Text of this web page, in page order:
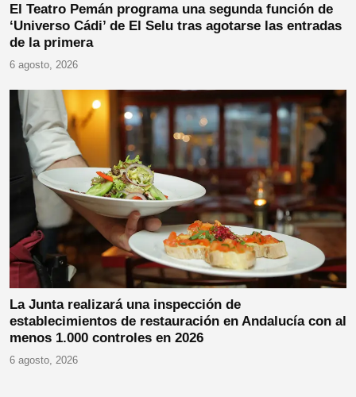
El Teatro Pemán programa una segunda función de
‘Universo Cádi’ de El Selu tras agotarse las entradas
de la primera
6 agosto, 2026
La Junta realizará una inspección de
establecimientos de restauración en Andalucía con al
menos 1.000 controles en 2026
6 agosto, 2026